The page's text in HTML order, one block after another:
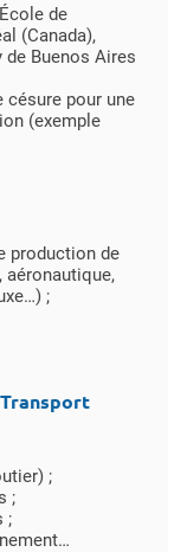
de
(Canada),
Buenos Aires
césure pour une
(exemple
production de
aéronautique,
;
;
;
;